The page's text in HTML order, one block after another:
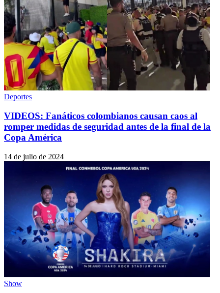
Deportes
VIDEOS: Fanáticos colombianos causan caos al
romper medidas de seguridad antes de la final de la
Copa América
14 de julio de 2024
Show